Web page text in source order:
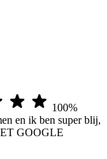
100%
en ik ben super blij,
GOOGLE